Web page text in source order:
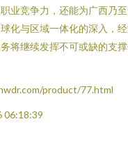
业竞争力，还能为广西乃
化与区域一体化的深入，
将继续发挥不可或缺的支
product/77.html
06:18:39